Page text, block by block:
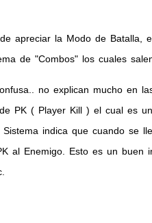
apreciar la Modo de Batalla,
de "Combos" los cuales
no explican mucho en
PK ( Player Kill ) el cual es
indica que cuando se
al Enemigo. Esto es un buen